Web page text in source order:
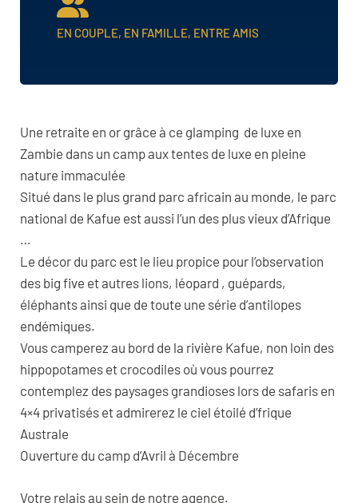
EN COUPLE, EN FAMILLE, ENTRE AMIS
Une retraite en or grâce à ce glamping de luxe en
Zambie dans un camp aux tentes de luxe en pleine
nature immaculée
Situé dans le plus grand parc africain au monde, le parc
national de Kafue est aussi l’un des plus vieux d’Afrique
…
Le décor du parc est le lieu propice pour l’observation
des big five et autres lions, léopard , guépards,
éléphants ainsi que de toute une série d’antilopes
endémiques.
Vous camperez au bord de la rivière Kafue, non loin des
hippopotames et crocodiles où vous pourrez
contemplez des paysages grandioses lors de safaris en
4×4 privatisés et admirerez le ciel étoilé d’frique
Australe
Ouverture du camp d’Avril à Décembre
Votre relais au sein de notre agence.